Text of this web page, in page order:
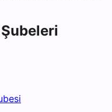
Şubeleri